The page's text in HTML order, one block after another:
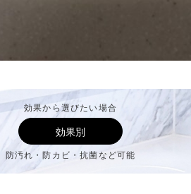
効果から選びたい場合
効果別
防汚れ・防カビ・抗菌など可能